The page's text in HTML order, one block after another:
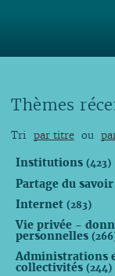
Thèmes
Tri par titre ou
Institutions (423)
Partage du savoir
Internet (283)
Vie privée -
personnelles
Administrations
collectivités (244)